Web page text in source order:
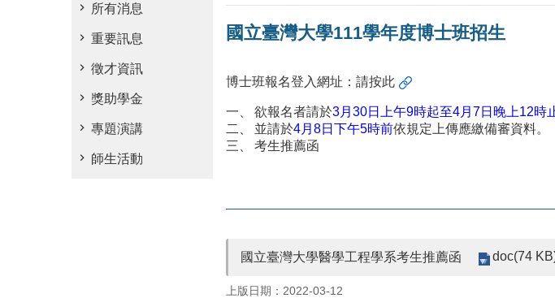
所有消息
重要訊息
徵才資訊
獎助學金
專題演講
師生活動
國立臺灣大學111學年度博士班招生
博士班報名登入網址： 請按此
欲報名者請於3月30日上午9時起至4月7日晚上12時
並請於4月8日下午5時前依規定上傳應繳備審資料。
考生推薦函
國立臺灣大學醫學工程學系考生推薦函 doc(74
上版日期：2022-03-12